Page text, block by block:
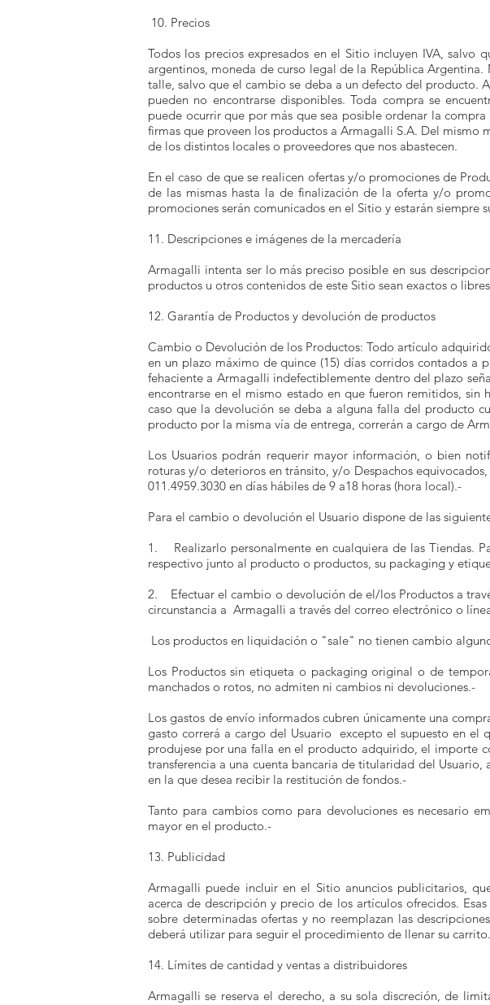
10. Precios
Todos los precios expresados en el Sitio incluyen IVA, salvo
argentinos, moneda de curso legal de la República
talle, salvo que el cambio se deba a un defecto del producto.
pueden no encontrarse disponibles. Toda compra se
puede ocurrir que por más que sea posible ordenar la
firmas que proveen los productos a Armagalli S.A. Del
de los distintos locales o proveedores que nos abastecen.
En el caso de que se realicen ofertas y/o promociones de
de las mismas hasta la de finalización de la oferta y/o
promociones serán comunicados en el Sitio y estarán siempre
11. Descripciones e imágenes de la mercadería
Armagalli intenta ser lo más preciso posible en sus
productos u otros contenidos de este Sitio sean exactos o
12. Garantía de Productos y devolución de productos
Cambio o Devolución de los Productos: Todo artículo
en un plazo máximo de quince (15) días corridos contados
fehaciente a Armagalli indefectiblemente dentro del plazo
encontrarse en el mismo estado en que fueron remitidos,
caso que la devolución se deba a alguna falla del producto
producto por la misma vía de entrega, correrán a cargo de
Los Usuarios podrán requerir mayor información, o bien
roturas y/o deterioros en tránsito, y/o Despachos
011.4959.3030 en días hábiles de 9 a18 horas (hora local).-
Para el cambio o devolución el Usuario dispone de las
1. Realizarlo personalmente en cualquiera de las Tiendas.
respectivo junto al producto o productos, su packaging y
2. Efectuar el cambio o devolución de el/los Productos a
circunstancia a Armagalli a través del correo electrónico o
Los productos en liquidación o "sale" no tienen cambio
Los Productos sin etiqueta o packaging original o de
manchados o rotos, no admiten ni cambios ni devoluciones.-
Los gastos de envío informados cubren únicamente una
gasto correrá a cargo del Usuario excepto el supuesto en el
produjese por una falla en el producto adquirido, el importe
transferencia a una cuenta bancaria de titularidad del
en la que desea recibir la restitución de fondos.-
Tanto para cambios como para devoluciones es necesario
mayor en el producto.-
13. Publicidad
Armagalli puede incluir en el Sitio anuncios publicitarios,
acerca de descripción y precio de los artículos ofrecidos.
sobre determinadas ofertas y no reemplazan las
deberá utilizar para seguir el procedimiento de llenar su carrito.
14. Límites de cantidad y ventas a distribuidores
Armagalli se reserva el derecho, a su sola discreción, de